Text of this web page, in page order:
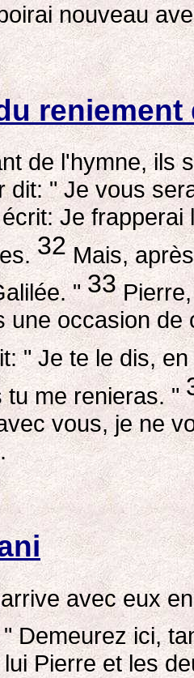
nouveau
reniement
de l'hymne, ils
dit: " Je vous
Je
32Mais,
"33Pierre,
une occasion
" Je te le dis,
tu me renieras. "
vous, je ne
avec eux
Demeurez ici,
Pierre et les